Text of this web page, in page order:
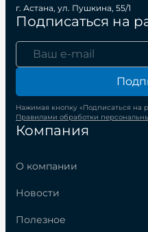
Компания
О компании
Новости
Полезное
г. Астана, ул. Пушкина, 55/1
Подписаться на
Нажимая кнопку «Подписаться на
Правилами обработки